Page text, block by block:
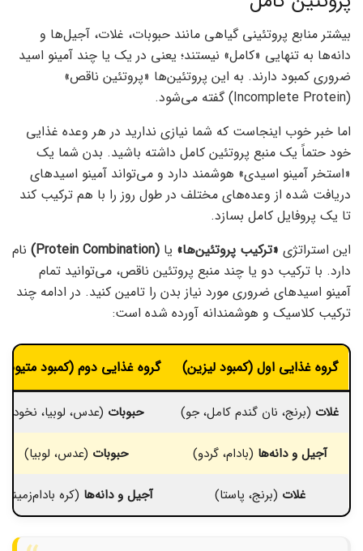
بیشتر منابع پروتئینی گیاهی مانند حبوبات، غلات، آجیل‌ها و
دانه‌ها به تنهایی «کامل» نیستند؛ یعنی در یک یا چند آمینو اسید
ضروری کمبود دارند. به این پروتئین‌ها «پروتئین ناقص»
(Incomplete Protein) گفته می‌شود.
اما خبر خوب اینجاست که شما نیازی ندارید در هر وعده غذایی
خود حتماً یک منبع پروتئین کامل داشته باشید. بدن شما یک
«استخر آمینو اسیدی» هوشمند دارد و می‌تواند آمینو اسیدهای
دریافت شده از وعده‌های مختلف در طول روز را با هم ترکیب کند
تا یک پروفایل کامل بسازد.
این استراتژی «ترکیب پروتئین‌ها» یا (Protein Combination)
نام
دارد. با ترکیب دو یا چند منبع پروتئین ناقص، می‌توانید تمام
آمینو اسیدهای ضروری مورد نیاز بدن را تامین کنید. در ادامه چند
ترکیب کلاسیک و هوشمندانه آورده شده است:
گروه غذایی اول (کمبود لیزین) گروه غذایی دوم (کمبود
غلات (برنج، نان گندم کامل، جو) حبوبات (عدس، لوبیا، نخود)
آجیل و دانه‌ها (بادام، گردو) حبوبات (عدس، لوبیا)
غلات (برنج، پاستا) آجیل و دانه‌ها (کره